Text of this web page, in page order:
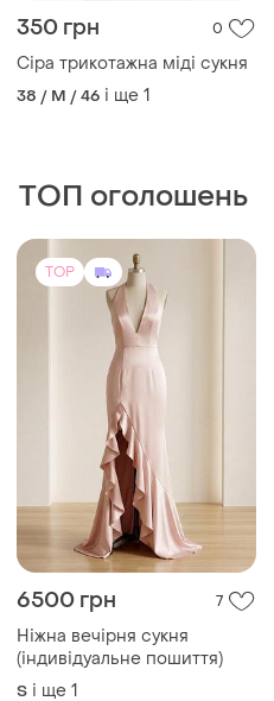
350 грн 0
Сіра трикотажна міді сукня
38 / M / 46 і ще 1
ТОП оголошень
TOP
6500 грн 7
Ніжна вечірня сукня
(індивідуальне пошиття)
S і ще 1